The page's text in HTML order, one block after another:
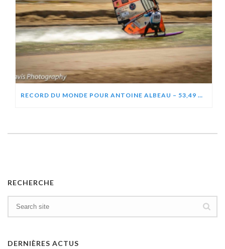
RECORD DU MONDE POUR ANTOINE ALBEAU – 53,49 NOEUDS (99,06 KM/H)
RECHERCHE
DERNIÈRES ACTUS